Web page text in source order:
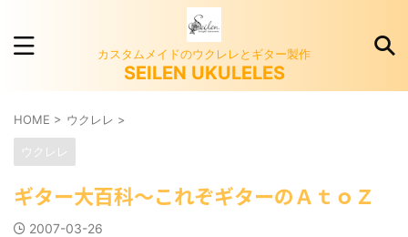
カスタムメイドのウクレレとギター製作
SEILEN UKULELES
HOME > ウクレレ >
ウクレレ
ギター大百科～これぞギターのＡｔｏＺ
2007-03-26